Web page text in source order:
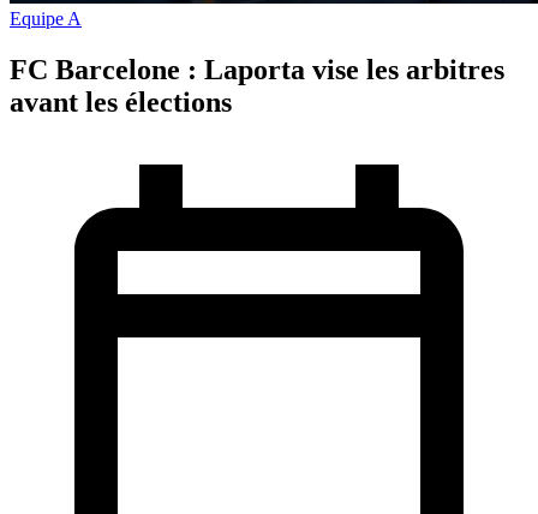
Equipe A
FC Barcelone : Laporta vise les arbitres
avant les élections